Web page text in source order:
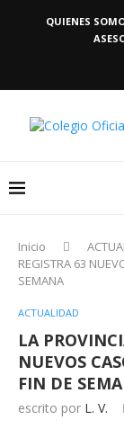
QUIENES
Inicio
REGISTRA 63
SEMANA
ACTUALIDAD
LA
NUEVOS
FIN DE
escrito por L. V.